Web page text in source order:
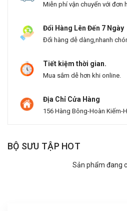
Miễn phí vận chuyển với đơn
Đổi Hàng Lên Đến 7 Ngày
Đổi hàng dễ dàng,nhanh
Tiết kiệm thời gian.
Mua sắm dễ hơn khi online.
Địa Chỉ Cửa Hàng
156 Hàng Bông-Hoàn Kiếm-
BỘ SƯU TẬP HOT
Sản phẩm đang